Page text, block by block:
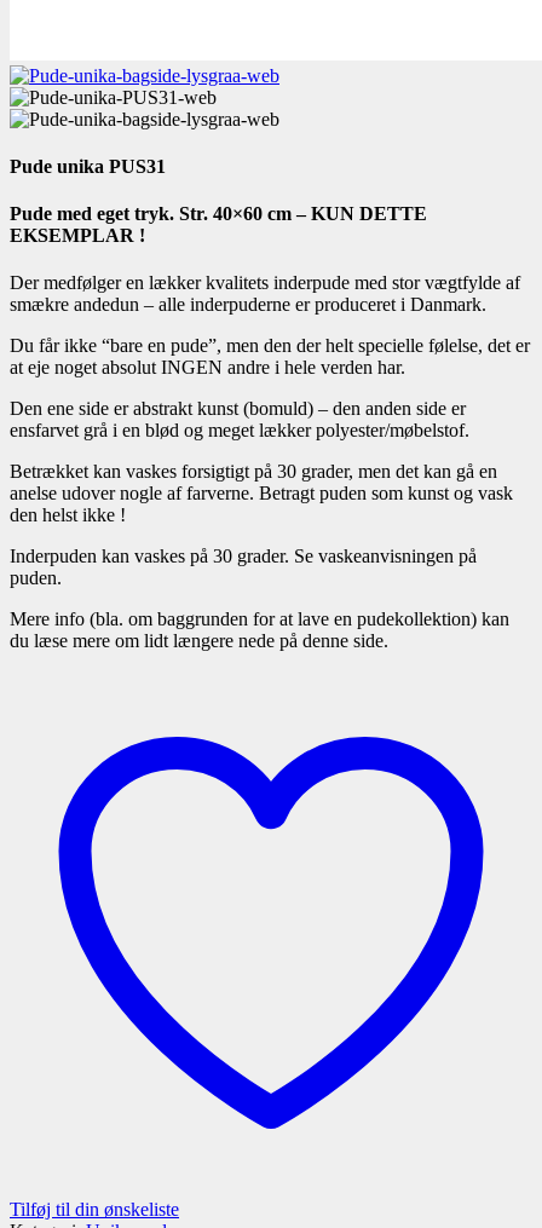
Pude unika PUS31
Pude med eget tryk. Str. 40×60 cm – KUN DETTE
EKSEMPLAR !
Der medfølger en lækker kvalitets inderpude med stor vægtfylde af
smækre andedun – alle inderpuderne er produceret i Danmark.
Du får ikke “bare en pude”, men den der helt specielle følelse, det er
at eje noget absolut INGEN andre i hele verden har.
Den ene side er abstrakt kunst (bomuld) – den anden side er
ensfarvet grå i en blød og meget lækker polyester/møbelstof.
Betrækket kan vaskes forsigtigt på 30 grader, men det kan gå en
anelse udover nogle af farverne. Betragt puden som kunst og vask
den helst ikke !
Inderpuden kan vaskes på 30 grader. Se vaskeanvisningen på
puden.
Mere info (bla. om baggrunden for at lave en pudekollektion) kan
du læse mere om lidt længere nede på denne side.
Tilføj til din ønskeliste